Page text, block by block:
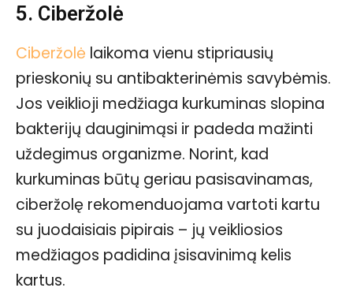
5. Ciberžolė
Ciberžolė laikoma vienu stipriausių
prieskonių su antibakterinėmis savybėmis.
Jos veiklioji medžiaga kurkuminas slopina
bakterijų dauginimąsi ir padeda mažinti
uždegimus organizme. Norint, kad
kurkuminas būtų geriau pasisavinamas,
ciberžolę rekomenduojama vartoti kartu
su juodaisiais pipirais – jų veikliosios
medžiagos padidina įsisavinimą kelis
kartus.